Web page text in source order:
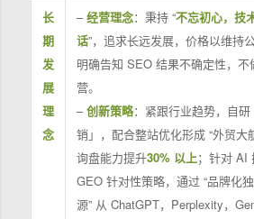
长
期
发
展
理
念
–经营理念：秉持 “不忘初心，技
话”，追求长远发展，价格以维持
明确告知 SEO 结果不确定性，
营。
–创新策略：紧跟行业趋势，自
销」，配合整站优化形成 “外贸大
询盘能力提升30% 以上；针对 AI
GEO 针对性策略，通过 “品牌化
源” 从 ChatGPT，Perplexity，